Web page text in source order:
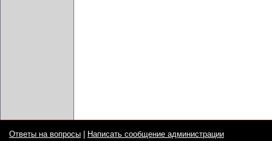
Ответы на вопросы Написать сообщение администрации